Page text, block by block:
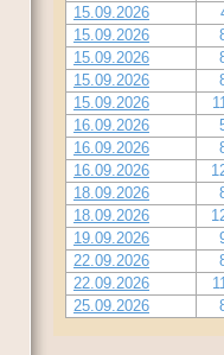
15.09.2026
15.09.2026
15.09.2026
15.09.2026
15.09.2026
16.09.2026
16.09.2026
16.09.2026
18.09.2026
18.09.2026
19.09.2026
22.09.2026
22.09.2026
25.09.2026